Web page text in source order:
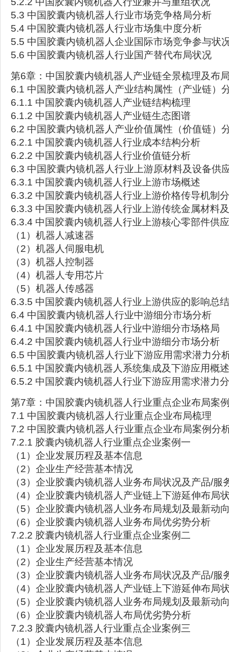
5.3 中国胶囊内镜机器人行业市场竞争格局分析
5.4 中国胶囊内镜机器人行业市场集中度分析
5.5 中国胶囊内镜机器人企业国际市场竞争参与状
5.6 中国胶囊内镜机器人行业国产替代布局状况
第6章：中国胶囊内镜机器人产业链全景梳理及布
6.1 中国胶囊内镜机器人产业结构属性（产业链）
6.1.1 中国胶囊内镜机器人产业链结构梳理
6.1.2 中国胶囊内镜机器人产业链生态图谱
6.2 中国胶囊内镜机器人产业价值属性（价值链）
6.2.1 中国胶囊内镜机器人行业成本结构分析
6.2.2 中国胶囊内镜机器人行业价值链分析
6.3 中国胶囊内镜机器人行业上游原材料及设备供
6.3.1 中国胶囊内镜机器人行业上游市场概述
6.3.2 中国胶囊内镜机器人行业上游价格传导机制
6.3.3 中国胶囊内镜机器人行业上游传统金属材料
6.3.4 中国胶囊内镜机器人行业上游核心零部件供
（1）机器人减速器
（2）机器人伺服电机
（3）机器人控制器
（4）机器人专用芯片
（5）机器人传感器
6.3.5 中国胶囊内镜机器人行业上游供应的影响总结
6.4 中国胶囊内镜机器人行业中游细分市场分析
6.4.1 中国胶囊内镜机器人行业中游细分市场格局
6.4.2 中国胶囊内镜机器人行业中游细分市场分析
6.5 中国胶囊内镜机器人行业下游应用需求潜力分
6.5.1 中国胶囊内镜机器人系统集成及下游应用概述
6.5.2 中国胶囊内镜机器人行业下游应用需求潜力
第7章：中国胶囊内镜机器人行业重点企业布局案
7.1 中国胶囊内镜机器人行业重点企业布局梳理
7.2 中国胶囊内镜机器人行业重点企业布局案例分
7.2.1 胶囊内镜机器人行业重点企业案例一
（1）企业发展历程及基本信息
（2）企业生产经营基本情况
（3）企业胶囊内镜机器人业务布局状况及产品/服
（4）企业胶囊内镜机器人产业链上下游延伸布局
（5）企业胶囊内镜机器人业务布局规划及最新动
（6）企业胶囊内镜机器人业务布局优劣势分析
7.2.2 胶囊内镜机器人行业重点企业案例二
（1）企业发展历程及基本信息
（2）企业生产经营基本情况
（3）企业胶囊内镜机器人业务布局状况及产品/服
（4）企业胶囊内镜机器人产业链上下游延伸布局
（5）企业胶囊内镜机器人业务布局规划及最新动
（6）企业胶囊内镜机器人布局优劣势分析
7.2.3 胶囊内镜机器人行业重点企业案例三
（1）企业发展历程及基本信息